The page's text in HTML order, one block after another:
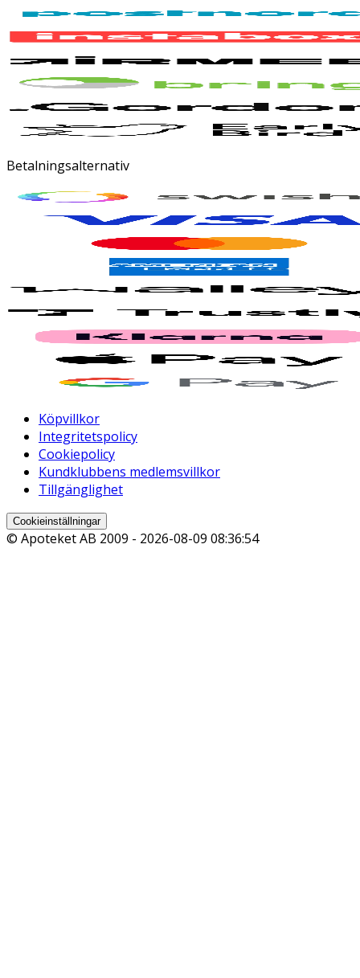
Betalningsalternativ
Köpvillkor
Integritetspolicy
Cookiepolicy
Kundklubbens medlemsvillkor
Tillgänglighet
Cookieinställningar
© Apoteket AB 2009 - 2026-08-09 08:36:54